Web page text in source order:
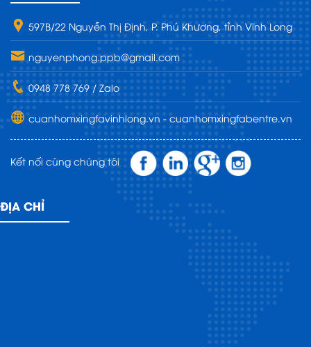
597B/22 Nguyễn Thị Định, P. Phú Khương, tỉnh Vĩnh Long
nguyenphong.ppb@gmail.com
0948 778 769 / Zalo
cuanhomxingfavinhlong.vn - cuanhomxingfabentre.vn
Kết nối cùng chúng tôi
ĐỊA CHỈ